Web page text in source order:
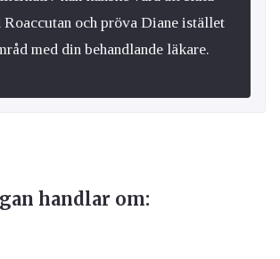
Roaccutan och pröva Diane istället
med din behandlande läkare.
handlar om: